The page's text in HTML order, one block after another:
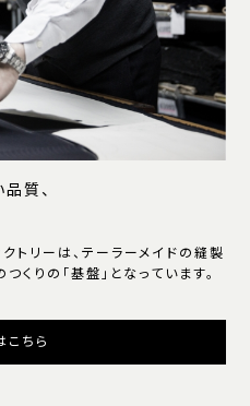
質、
トリーは、テーラーメイドの縫製
くりの「基盤」となっています。
こちら